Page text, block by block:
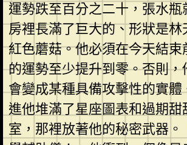
運勢跌至百分之二十，張水
房裡長滿了巨大的、形狀是
紅色蘑菇。他必須在今天結束
的運勢至少提升到零。否則
會變成某種具備攻擊性的實體
進他堆滿了星座圖表和過期甜
室，那裡放著他的秘密武器